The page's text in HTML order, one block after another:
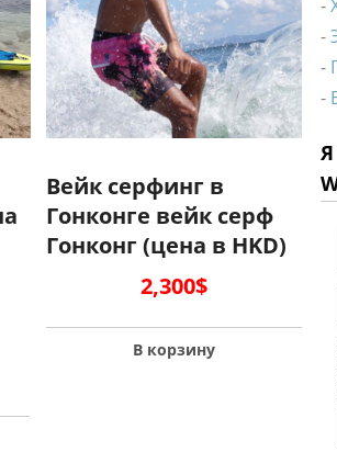
Вейк серфинг в
Гонконге вейк серф
Гонконг (цена в HKD)
2,300$
В корзину